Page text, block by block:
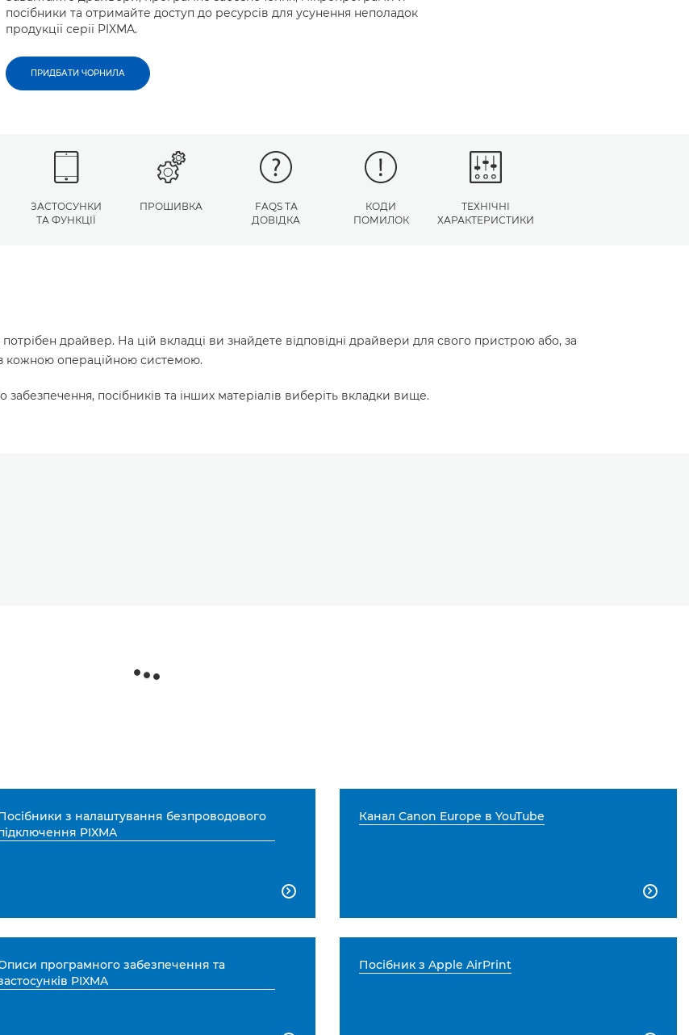
посібники та отримайте доступ до ресурсів для усунення неполадок
продукції серії PIXMA.
ПРИДБАТИ ЧОРНИЛА
ЗАСТОСУНКИ
ТА ФУНКЦІЇ
ПРОШИВКА
FAQS ТА
ДОВІДКА
КОДИ
ПОМИЛОК
ТЕХНІЧНІ
ХАРАКТЕРИСТИКИ
драйвер. На цій вкладці ви знайдете відповідні драйвери для свого пристрою або, за
з кожною операційною системою.
посібників та інших матеріалів виберіть вкладки вище.
з налаштування безпроводового
PIXMA

Канал Canon Europe в YouTube

програмного забезпечення та
PIXMA
Посібник з Apple AirPrint